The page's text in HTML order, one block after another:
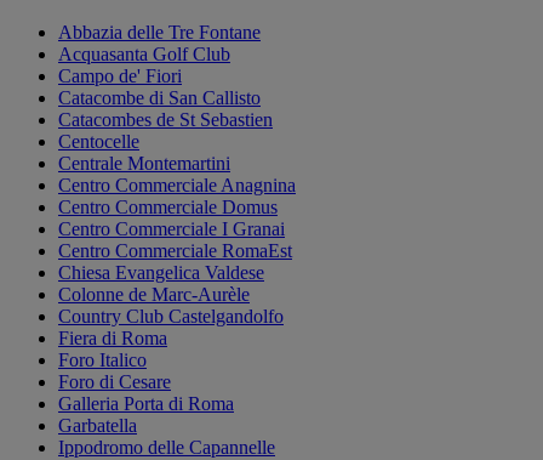
Abbazia delle Tre Fontane
Acquasanta Golf Club
Campo de' Fiori
Catacombe di San Callisto
Catacombes de St Sebastien
Centocelle
Centrale Montemartini
Centro Commerciale Anagnina
Centro Commerciale Domus
Centro Commerciale I Granai
Centro Commerciale RomaEst
Chiesa Evangelica Valdese
Colonne de Marc-Aurèle
Country Club Castelgandolfo
Fiera di Roma
Foro Italico
Foro di Cesare
Galleria Porta di Roma
Garbatella
Ippodromo delle Capannelle